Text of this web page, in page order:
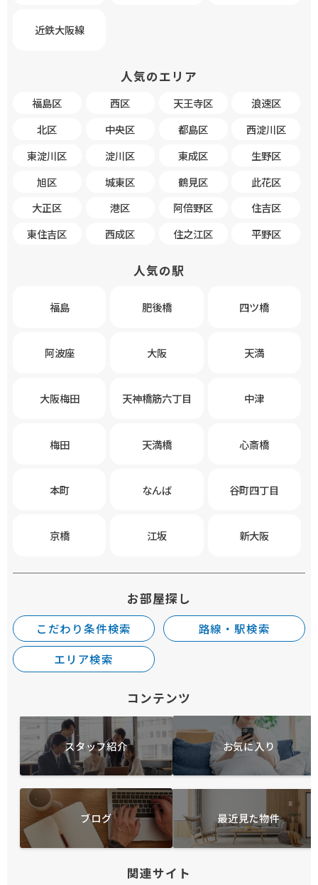
近鉄大阪線
人気のエリア
福島区 西区 天王寺区
浪速区
北区
中央区 都島区
西淀川区
東淀川区
淀川区 東成区
生野区
旭区
城東区 鶴見区
此花区
大正区
港区 阿倍野区
住吉区
東住吉区
西成区 住之江区 平野区
人気の駅
福島 肥後橋 四ツ橋
阿波座 大阪 天満
大阪梅田 天神橋筋六丁目 中津
梅田 天満橋 心斎橋
本町 なんば 谷町四丁目
京橋 江坂 新大阪
お部屋探し
こだわり条件検索
路線・駅検索
エリア検索
コンテンツ
スタッフ紹介 お気に入り
ブログ 最近見た物件
関連サイト